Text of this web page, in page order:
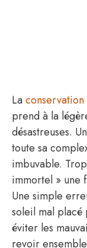
Laconservation
prend à la
désastreuses.
toute sa
imbuvable.
immortel » une
Une simple
soleil mal
éviter les
revoir